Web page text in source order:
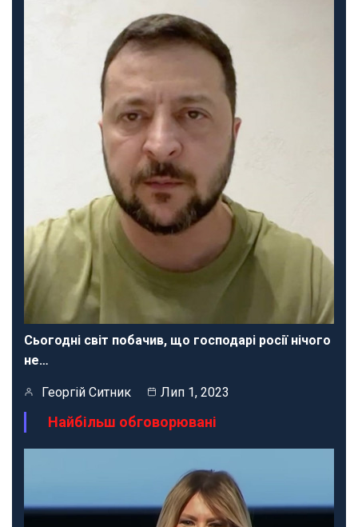
Сьогодні світ побачив, що господарі росії нічого
не…
Георгій Ситник Лип 1, 2023
Найбільш обговорювані